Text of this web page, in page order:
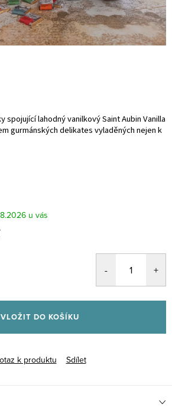
spojující lahodný vanilkovýSaint Aubin Vanilla
gurmánských delikatesvyladěných nejen k
VLOŽIT DO KOŠÍKU
k produktu Sdílet